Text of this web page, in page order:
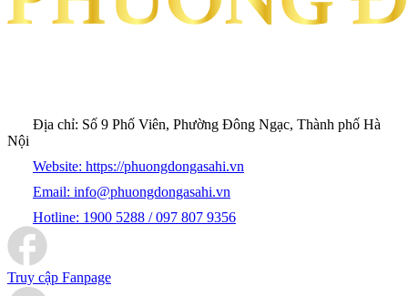
Địa chỉ: Số 9 Phố Viên, Phường Đông Ngạc, Thành phố Hà
Nội
Website: https://phuongdongasahi.vn
Email: info@phuongdongasahi.vn
Hotline: 1900 5288 / 097 807 9356
Truy cập Fanpage